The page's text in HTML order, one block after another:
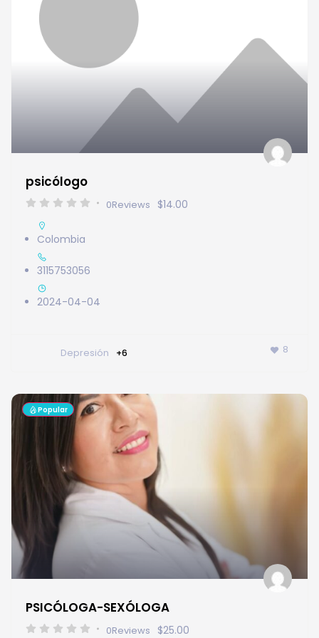
psicólogo
0Reviews $14.00
Colombia
3115753056
2024-04-04
Depresión +6 8
Popular
PSICÓLOGA-SEXÓLOGA
0Reviews $25.00